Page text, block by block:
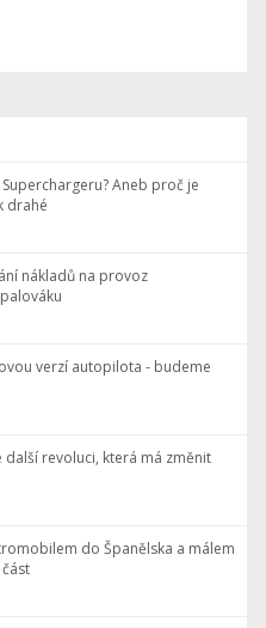
Aneb proč je
drahé
nákladů na provoz
verzí autopilota - budeme
další revoluci, která má změnit
do Španělska a málem